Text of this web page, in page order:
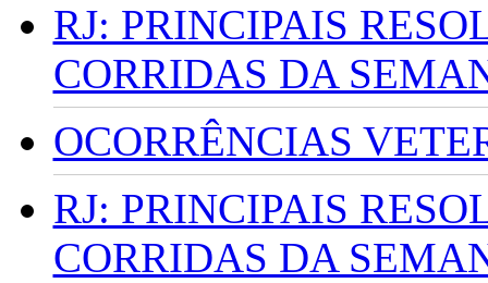
RJ: PRINCIPAIS
CORRIDAS DA
OCORRÊNCIAS
RJ: PRINCIPAIS
CORRIDAS DA